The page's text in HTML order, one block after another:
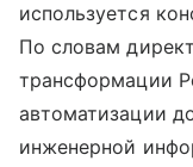
используется
По словам
трансформации
автоматизации
инженерной